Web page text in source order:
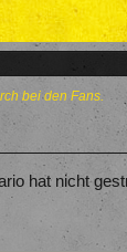
bei den Fans.
hat nicht